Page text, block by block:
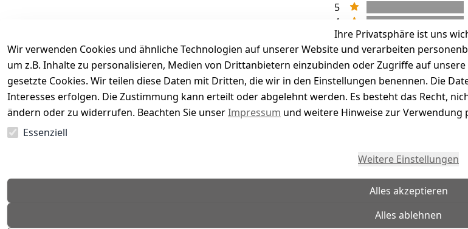
5
4
3
2
1
Es hat noch niemand eine Bewertung für diesen Artikel abgegeben
Ihre Privatsphäre ist uns
Wir verwenden Cookies und ähnliche Technologien auf unserer Website und verarbeiten
um z.B. Inhalte zu personalisieren, Medien von Drittanbietern einzubinden oder Zugriffe auf
gesetzte Cookies. Wir teilen diese Daten mit Dritten, die wir in den Einstellungen benennen. Die
Interesses erfolgen. Die Zustimmung kann erteilt oder abgelehnt werden. Es besteht das Recht,
ändern oder zu widerrufen. Beachten Sie unserImpressum und weitere Hinweise zur
Essenziell
Weitere Einstellungen
Alles akzeptieren
Alles ablehnen